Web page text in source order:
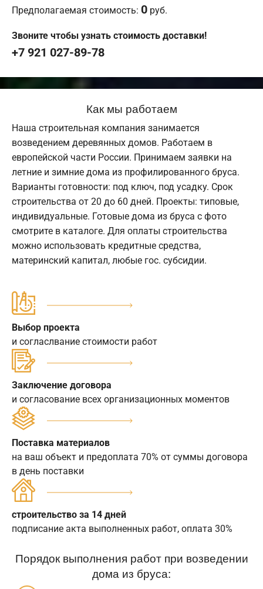
Предполагаемая стоимость: 0 руб.
Звоните чтобы узнать стоимость доставки!
+7 921 027-89-78
Как мы работаем
Наша строительная компания занимается
возведением деревянных домов. Работаем в
европейской части России. Принимаем заявки на
летние и зимние дома из профилированного бруса.
Варианты готовности: под ключ, под усадку. Срок
строительства от 20 до 60 дней. Проекты: типовые,
индивидуальные. Готовые дома из бруса с фото
смотрите в каталоге. Для оплаты строительства
можно использовать кредитные средства,
материнский капитал, любые гос. субсидии.
Выбор проекта
и согласлвание стоимости работ
Заключение договора
и согласование всех организационных моментов
Поставка материалов
на ваш объект и предоплата 70% от суммы договора
в день поставки
строительство за 14 дней
подписание акта выполненных работ, оплата 30%
Порядок выполнения работ при возведении
дома из бруса: